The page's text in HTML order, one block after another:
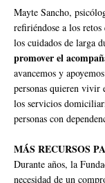
Mayte Sancho,
refiriéndose a los
los cuidados de larga
promover el
avancemos y
personas quieren
los servicios
personas con
MÁS RECURSOS
Durante años, la
necesidad de un